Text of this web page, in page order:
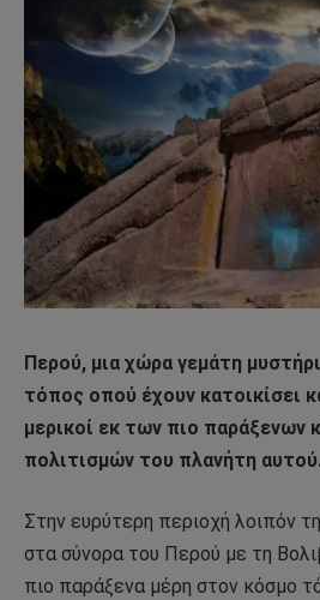
Περού, μια χώρα γεμάτη
τόπος οπού έχουν κατοικίσει
μερικοί εκ των πιο παράξενων
πολιτισμών του πλανήτη
Στην ευρύτερη περιοχή λοιπόν
στα σύνορα του Περού με τη
πιο παράξενα μέρη στον κόσμο